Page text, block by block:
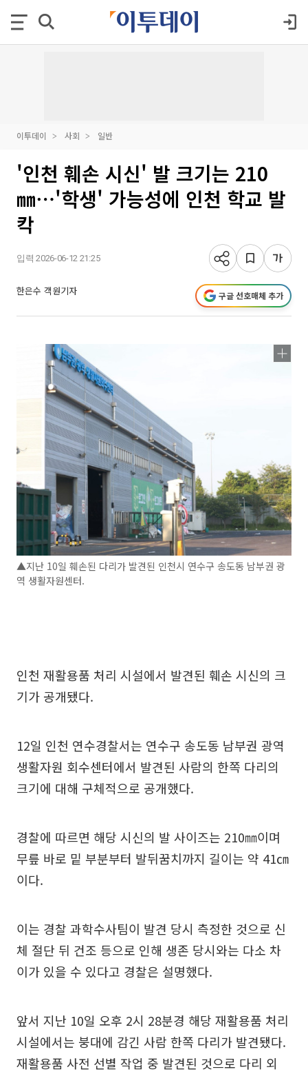
이투데이 사회 일반
'인천 훼손 시신' 발 크기는 210
㎜⋯'학생' 가능성에 인천 학교 발
칵
입력 2026-06-12 21:25
한은수 객원기자 구글 선호매체 추가
▲지난 10일 훼손된 다리가 발견된 인천시 연수구 송도동 남부권 광
역 생활자원센터.
인천 재활용품 처리 시설에서 발견된 훼손 시신의 크
기가 공개됐다.
12일 인천 연수경찰서는 연수구 송도동 남부권 광역
생활자원 회수센터에서 발견된 사람의 한쪽 다리의
크기에 대해 구체적으로 공개했다.
경찰에 따르면 해당 시신의 발 사이즈는 210㎜이며
무릎 바로 밑 부분부터 발뒤꿈치까지 길이는 약 41㎝
이다.
이는 경찰 과학수사팀이 발견 당시 측정한 것으로 신
체 절단 뒤 건조 등으로 인해 생존 당시와는 다소 차
이가 있을 수 있다고 경찰은 설명했다.
앞서 지난 10일 오후 2시 28분경 해당 재활용품 처리
시설에서는 붕대에 감긴 사람 한쪽 다리가 발견됐다.
재활용품 사전 선별 작업 중 발견된 것으로 다리 외